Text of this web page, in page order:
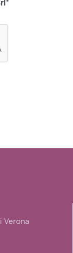
*
Verona